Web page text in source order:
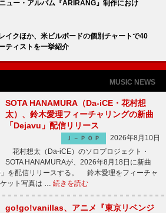
ュー・アルバム『ARIRANG』制作におけ
イクほか、米ビルボードの個別チャートで40
ティストを一挙紹介
MUSIC NEWS
SOTA HANAMURA（Da-iCE・花村想
太）、鈴木愛理フィーチャリングの新曲
「Dejavu」配信リリース
Ｊ－ＰＯＰ
2026年8月10日
花村想太（Da-iCE）のソロプロジェクト・
SOTA HANAMURAが、2026年8月18日に新曲
」を配信リリースする。 鈴木愛理をフィーチャ
ット写真は … 続きを読む
go!go!vanillas、アニメ『東京リベンジ